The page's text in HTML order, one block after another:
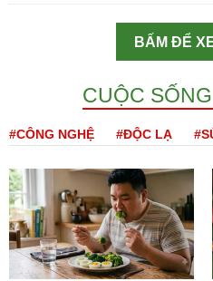
BẤM ĐỂ
CUỘC
#CÔNG NGHỆ #ĐỘC LẠ